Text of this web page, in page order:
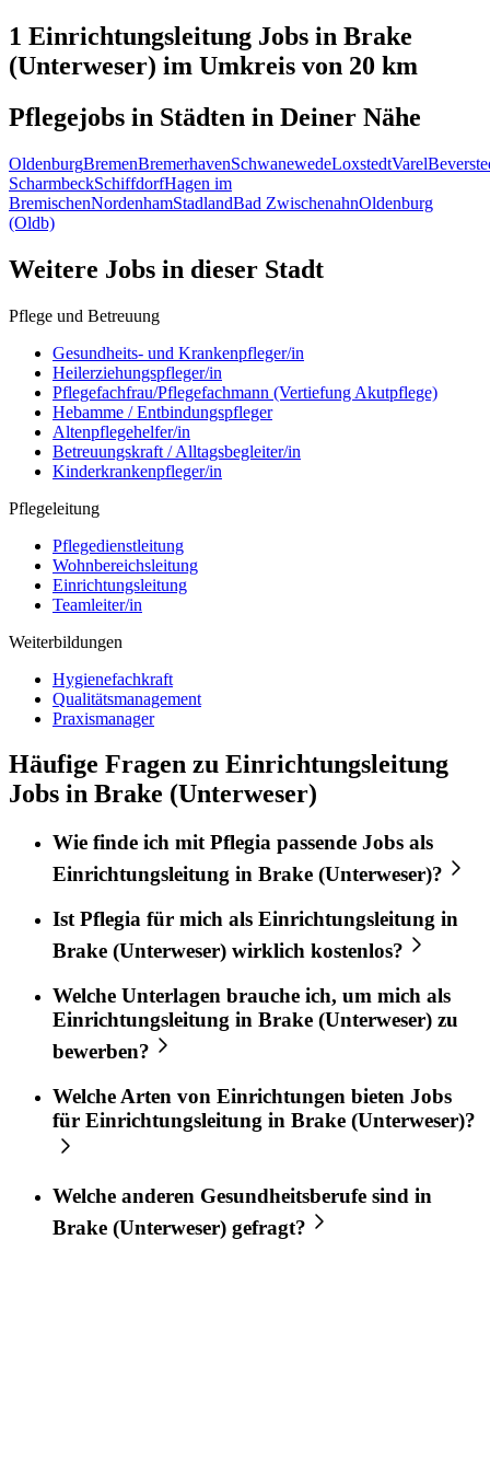
1 Einrichtungsleitung Jobs in Brake
(Unterweser) im Umkreis von 20 km
Pflegejobs in Städten in Deiner Nähe
OldenburgBremenBremerhavenSchwanewedeLoxstedtVarel
ScharmbeckSchiffdorfHagen im
BremischenNordenhamStadlandBad ZwischenahnOldenburg
(Oldb)
Weitere Jobs in dieser Stadt
Pflege und Betreuung
Gesundheits- und Krankenpfleger/in
Heilerziehungspfleger/in
Pflegefachfrau/Pflegefachmann (Vertiefung Akutpflege)
Hebamme / Entbindungspfleger
Altenpflegehelfer/in
Betreuungskraft / Alltagsbegleiter/in
Kinderkrankenpfleger/in
Pflegeleitung
Pflegedienstleitung
Wohnbereichsleitung
Einrichtungsleitung
Teamleiter/in
Weiterbildungen
Hygienefachkraft
Qualitätsmanagement
Praxismanager
Häufige Fragen zu Einrichtungsleitung
Jobs in Brake (Unterweser)
Wie finde ich mitPflegia passende Jobs als
Einrichtungsleitung in Brake (Unterweser)?
Ist Pflegia für mich als Einrichtungsleitung in
Brake (Unterweser) wirklich kostenlos?
Welche Unterlagen brauche ich, um mich als
Einrichtungsleitung in Brake (Unterweser) zu
bewerben?
Welche Arten von Einrichtungen bieten Jobs
für Einrichtungsleitung in Brake (Unterweser)?
Welche anderen Gesundheitsberufe sind in
Brake (Unterweser) gefragt?